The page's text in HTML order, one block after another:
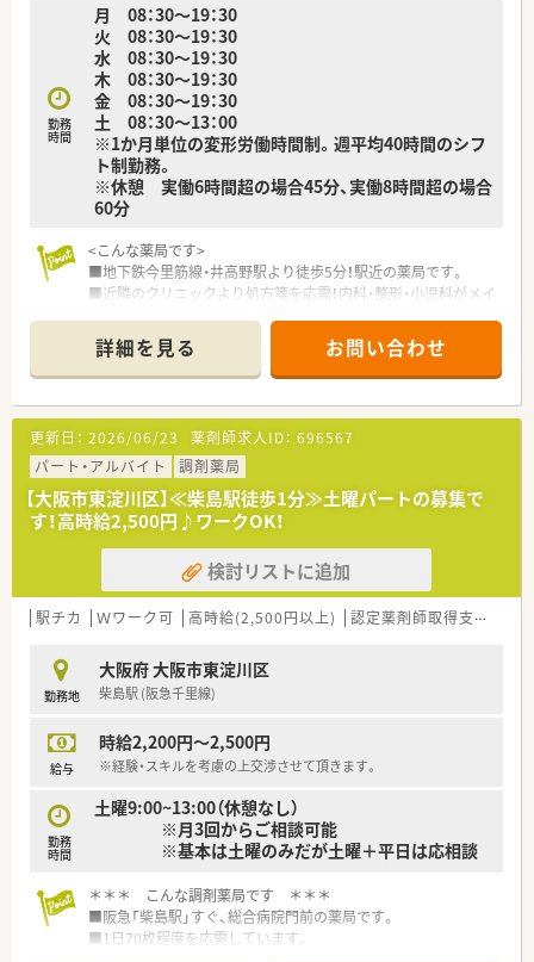
勤務
時間
月 08：30～19：30
火 08：30～19：30
水 08：30～19：30
木 08：30～19：30
金 08：30～19：30
土 08：30～13：00
※1か月単位の変形労働時間制。週平均40時間のシフ
ト制勤務。
※休憩 実働6時間超の場合45分、実働8時間超の場合
60分
<こんな薬局です>
■地下鉄今里筋線・井高野駅より徒歩5分！駅近の薬局です。
■近隣のクリニックより処方箋を応需！内科・整形・小児科がメイ
す。
■30件程度の居宅在宅の対応もございますので、在宅業務も学
べます。
■薬剤師は常時3～4名体制となります。
<こんな企業様です>
■大阪府を中心に11店舗の調剤薬局を展開しています。
■薬局事業や医薬品販売事業だけでなく、訪問看護事業やセルフ
メディケーションを推進する事業なども行っています。
■医薬品メーカーの販売部門が前身の企業ですので、安定性もご
ざいます。
■施設調剤やチームを組んでの在宅医療にも積極的に取り組ん
■薬剤師は70名在籍していますが、離職率は家庭都合などで2～
3％程度となります。
■豊富な研修体制があり、認定薬剤師資格は90％の方が取得し
ています。
■認定薬剤師資格以外にも様々な資格を会社負担で取得でき、立
<充実した設備>
■積極的な機械化に取り組んでおり、ピッキングシステムはもち
■店舗により、一包化の監査システム、無菌室を設置している店
舗もございます。
<充実の福利厚生>
間も利用可能です。
■年間休日120日以上！役職者の方でも海外旅行に行けるお休み
が取得出来る環境ですので、ワークライフバランスも整っていま
詳細を見る お問い合わせ
更新日： 2026/06/23 薬剤師求人ID： 696567
パート・アルバイト
調剤薬局
【大阪市東淀川区】≪柴島駅徒歩1分≫土曜パートの募集で
す！高時給2,500円♪ワークOK！
検討リストに追加
駅チカ Ｗワーク可 高時給(2,500円以上) 認定薬剤師取得支援あり
勤務地
大阪府 大阪市東淀川区
柴島駅 (阪急千里線)
給与
時給2,200円～2,500円
※経験・スキルを考慮の上交渉させて頂きます。
勤務
時間
土曜9:00~13:00（休憩なし）
※月3回からご相談可能
※基本は土曜のみだが土曜＋平日は応相談
＊＊＊ こんな調剤薬局です ＊＊＊
■阪急「柴島駅」すぐ、総合病院門前の薬局です。
■1日70枚程度を応需しています。